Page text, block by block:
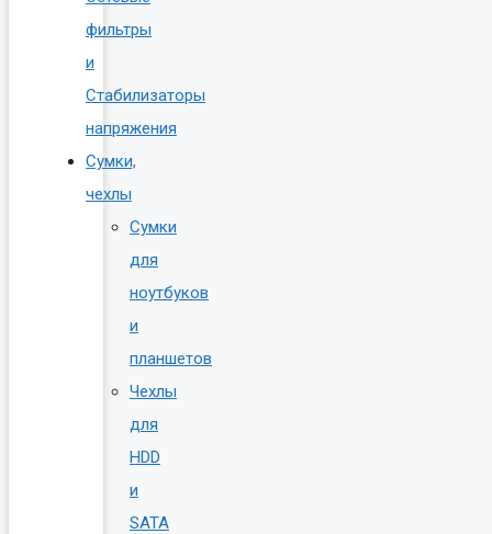
фильтры
и
Стабилизаторы
напряжения
Сумки,
чехлы
Сумки
для
ноутбуков
и
планшетов
Чехлы
для
HDD
и
SATA